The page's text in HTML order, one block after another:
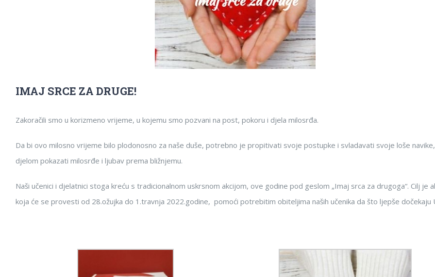
IMAJ SRCE ZA DRUGE!
Zakoračili smo u korizmeno vrijeme, u kojemu smo pozvani na post, pokoru i djela milosrđa.
Da bi ovo milosno vrijeme bilo plodonosno za naše duše, potrebno je propitivati svoje postupke i svladavati svoje loše
djelom pokazati milosrđe i ljubav prema bližnjemu.
Naši učenici i djelatnici stoga kreću s tradicionalnom uskrsnom akcijom, ove godine pod geslom „Imaj srca za drugoga“. Cilj je
koja će se provesti od 28.ožujka do 1.travnja 2022.godine, pomoći potrebitim obiteljima naših učenika da što ljepše dočekaju